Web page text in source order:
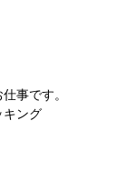
事です。
キング